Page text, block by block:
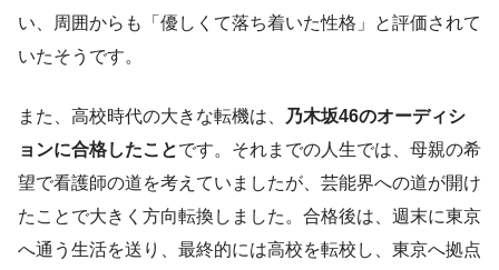
い、周囲からも「優しくて落ち着いた性格」と評価されて
いたそうです。
また、高校時代の大きな転機は、
乃木坂46のオーディシ
ョンに合格したことです。それまでの人生では、母親の希
望で看護師の道を考えていましたが、芸能界への道が開け
たことで大きく方向転換しました。合格後は、週末に東京
へ通う生活を送り、最終的には高校を転校し、東京へ拠点